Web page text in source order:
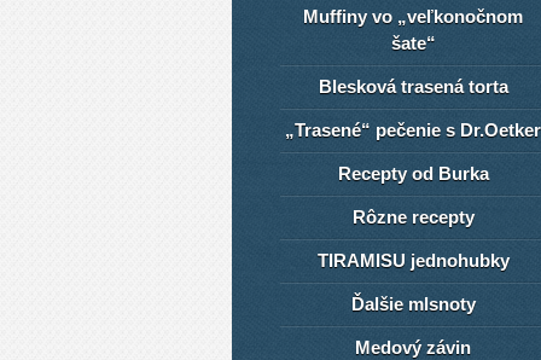
Muffiny vo „veľkonočnom
šate“
Blesková trasená torta
„Trasené“ pečenie s Dr.Oetker
Recepty od Burka
Rôzne recepty
TIRAMISU jednohubky
Ďalšie mlsnoty
Medový závin